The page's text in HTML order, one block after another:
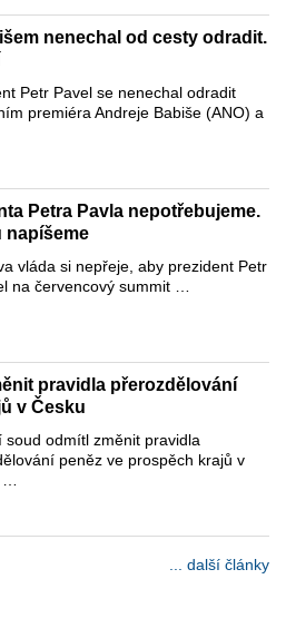
nenechal od cesty odradit.
Petr Pavel se nenechal odradit
premiéra Andreje Babiše (ANO) a
Petra Pavla nepotřebujeme.
napíšeme
vláda si nepřeje, aby prezident Petr
na červencový summit …
pravidla přerozdělování
v Česku
soud odmítl změnit pravidla
peněz ve prospěch krajů v
... další články